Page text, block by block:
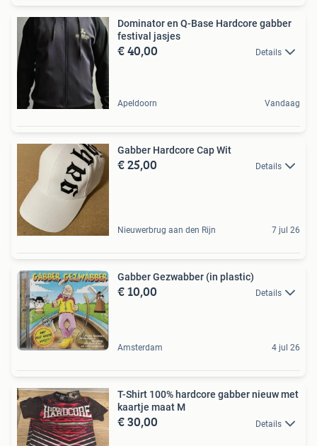
Dominator en Q-Base Hardcore gabber
festival jasjes
€ 40,00 Details
Apeldoorn Vandaag
Gabber Hardcore Cap Wit
€ 25,00 Details
Nieuwerbrug aan den Rijn 7 jul 26
Gabber Gezwabber (in plastic)
€ 10,00 Details
Amsterdam 4 jul 26
T-Shirt 100% hardcore gabber nieuw met
kaartje maat M
€ 30,00 Details